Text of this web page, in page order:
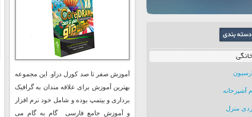
آشپزخانه
منزل
آموزش صفر تا صد کورل دراو. این مجموعه
بهترین آموزش برای علاقه مندان به گرافیک
برداری و بیتمپ بوده و شامل خود نرم افزار
و آموزش جامع فارسی گام به گام می